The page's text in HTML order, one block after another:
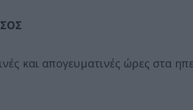
και απογευματινές ώρες στα